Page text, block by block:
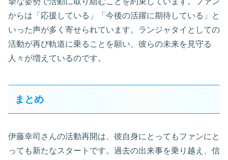
からは「応援している」「今後の活躍に期待している」と
いった声が多く寄せられています。ランジャタイとしての
活動が再び軌道に乗ることを願い、彼らの未来を見守る
人々が増えているのです。
まとめ
伊藤幸司さんの活動再開は、彼自身にとってもファンにと
っても新たなスタートです。過去の出来事を乗り越え、信